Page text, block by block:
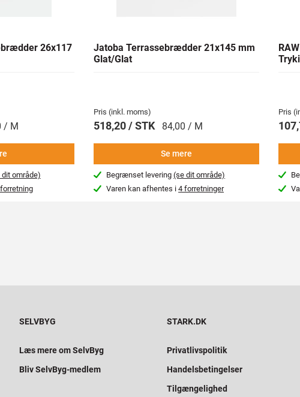
26x117
/ M
dit område)
Jatoba Terrassebrædder 21x145 mm
Glat/Glat
Pris (inkl. moms)
518,20 / STK 84,00 / M
Se mere
Begrænset levering(se dit område)
Varen kan afhentes i4 forretninger
Pris
SELVBYG
Læs mere om SelvByg
Bliv SelvByg-medlem
STARK.DK
Privatlivspolitik
Handelsbetingelser
Tilgængelighed